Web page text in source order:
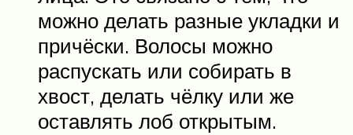
можно делать разные укладки и
причёски. Волосы можно
распускать или собирать в
хвост, делать чёлку или же
оставлять лоб открытым.